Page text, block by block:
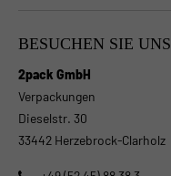
BESUCHEN SIE UNS
2pack GmbH
Verpackungen
Dieselstr. 30
33442 Herzebrock-Clarholz